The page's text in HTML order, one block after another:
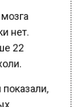
нет.
22